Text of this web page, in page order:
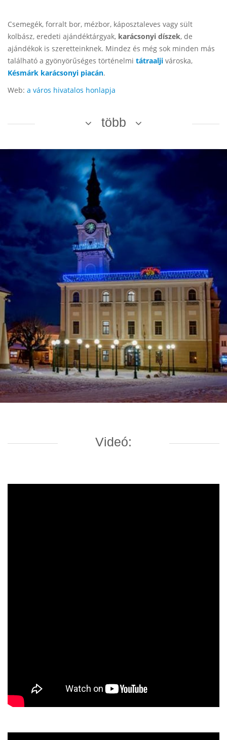
Csemegék, forralt bor, mézbor, káposztaleves vagy sült
kolbász, eredeti ajándéktárgyak, karácsonyi díszek, de
ajándékok is szeretteinknek. Mindez és még sok minden más
található a gyönyörűséges történelmi tátraalji városka,
Késmárk karácsonyi piacán.
Web: a város hivatalos honlapja
több
Videó: